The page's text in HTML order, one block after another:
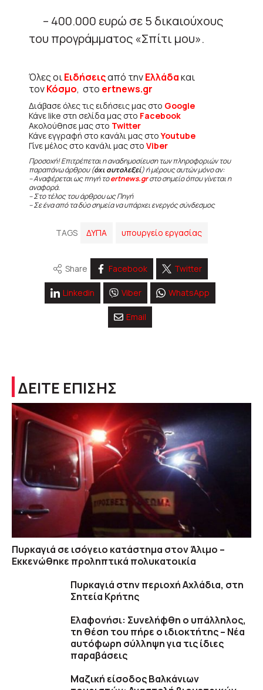
– 400.000 ευρώ σε 5 δικαιούχους
του προγράμματος «Σπίτι μου».
Όλες οιΕιδήσειςαπό τηνΕλλάδακαι
τονΚόσμο, στο ertnews.gr
Διάβασε όλες τις ειδήσεις μας στο Google
Κάνε like στη σελίδα μας στο Facebook
Ακολούθησε μας στο Twitter
Κάνε εγγραφή στο κανάλι μας στοYoutube
Γίνε μέλος στο κανάλι μας στο Viber
Προσοχή! Επιτρέπεται η αναδημοσίευση των πληροφοριών του
παραπάνω άρθρου (όχι αυτολεξεί) ή μέρους αυτών μόνο αν:
– Αναφέρεται ως πηγή τοertnews.grστο σημείο όπου γίνεται η
αναφορά.
– Στο τέλος του άρθρου ως Πηγή
– Σε ένα από τα δύο σημεία να υπάρχει ενεργός σύνδεσμος
TAGS ΔΥΠΑ υπουργείο εργασίας
Share Facebook Twitter
Linkedin Viber WhatsApp
Email
ΔΕΙΤΕ ΕΠΙΣΗΣ
Πυρκαγιά σε ισόγειο κατάστημα στον Άλιμο –
Εκκενώθηκε προληπτικά πολυκατοικία
Πυρκαγιά στην περιοχή Αχλάδια, στη
Σητεία Κρήτης
Ελαφονήσι: Συνελήφθη ο υπάλληλος,
τη θέση του πήρε ο ιδιοκτήτης – Νέα
αυτόφωρη σύλληψη για τις ίδιες
παραβάσεις
Μαζική είσοδος Βαλκάνιων